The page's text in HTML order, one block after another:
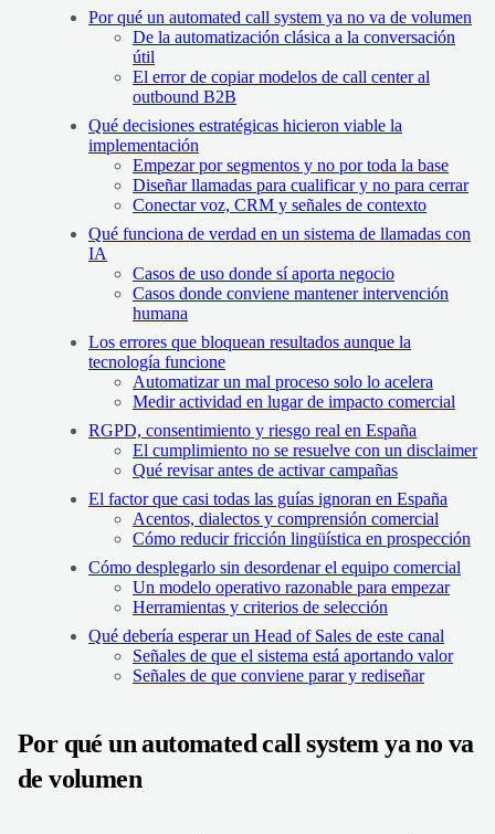
Por qué un automated call system ya no va de volumen
De la automatización clásica a la conversación
útil
El error de copiar modelos de call center al
outbound B2B
Qué decisiones estratégicas hicieron viable la
implementación
Empezar por segmentos y no por toda la base
Diseñar llamadas para cualificar y no para cerrar
Conectar voz, CRM y señales de contexto
Qué funciona de verdad en un sistema de llamadas con
IA
Casos de uso donde sí aporta negocio
Casos donde conviene mantener intervención
humana
Los errores que bloquean resultados aunque la
tecnología funcione
Automatizar un mal proceso solo lo acelera
Medir actividad en lugar de impacto comercial
RGPD, consentimiento y riesgo real en España
El cumplimiento no se resuelve con un disclaimer
Qué revisar antes de activar campañas
El factor que casi todas las guías ignoran en España
Acentos, dialectos y comprensión comercial
Cómo reducir fricción lingüística en prospección
Cómo desplegarlo sin desordenar el equipo comercial
Un modelo operativo razonable para empezar
Herramientas y criterios de selección
Qué debería esperar un Head of Sales de este canal
Señales de que el sistema está aportando valor
Señales de que conviene parar y rediseñar
Por qué un automated call system ya no va
de volumen